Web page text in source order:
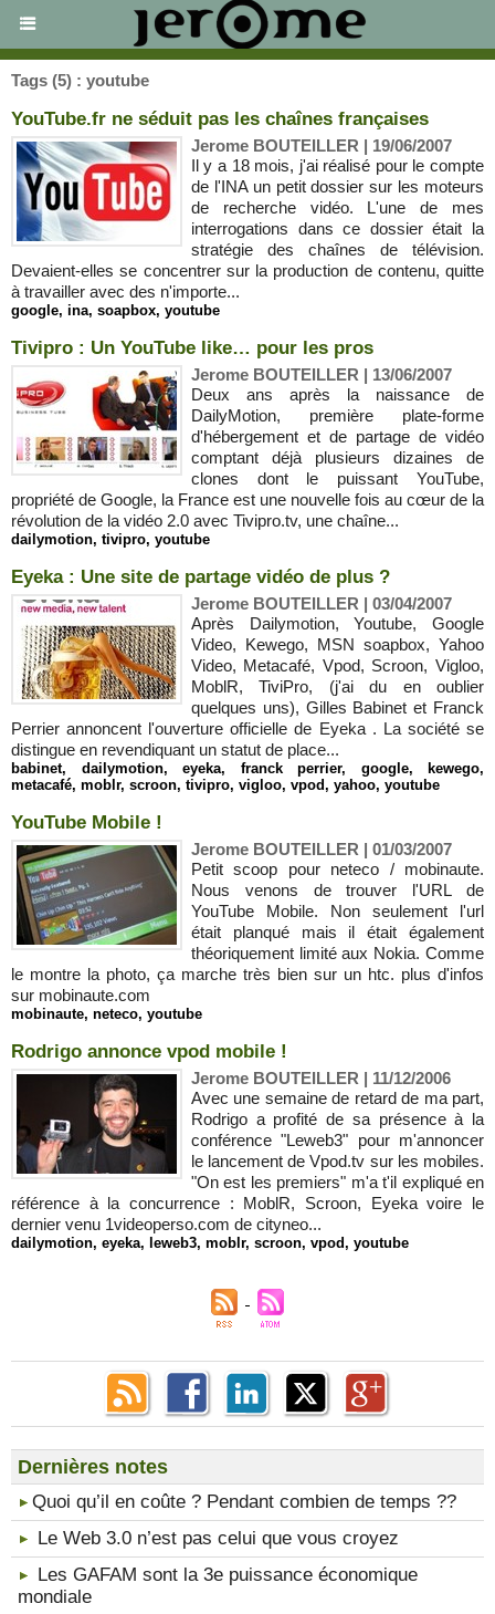
Tags (5) : youtube
YouTube.fr ne séduit pas les chaînes françaises
Jerome BOUTEILLER | 19/06/2007
Il y a 18 mois, j'ai réalisé pour le compte
de l'INA un petit dossier sur les moteurs
de recherche vidéo. L'une de mes
interrogations dans ce dossier était la
stratégie des chaînes de télévision.
Devaient-elles se concentrer sur la production de contenu, quitte
à travailler avec des n'importe...
google, ina, soapbox, youtube
Tivipro : Un YouTube like… pour les pros
Jerome BOUTEILLER | 13/06/2007
Deux ans après la naissance de
DailyMotion, première plate-forme
d'hébergement et de partage de vidéo
comptant déjà plusieurs dizaines de
clones dont le puissant YouTube,
propriété de Google, la France est une nouvelle fois au cœur de la
révolution de la vidéo 2.0 avec Tivipro.tv, une chaîne...
dailymotion, tivipro, youtube
Eyeka : Une site de partage vidéo de plus ?
Jerome BOUTEILLER | 03/04/2007
Après Dailymotion, Youtube, Google
Video, Kewego, MSN soapbox, Yahoo
Video, Metacafé, Vpod, Scroon, Vigloo,
MoblR, TiviPro, (j'ai du en oublier
quelques uns), Gilles Babinet et Franck
Perrier annoncent l'ouverture officielle de Eyeka . La société se
distingue en revendiquant un statut de place...
babinet, dailymotion, eyeka, franck perrier, google, kewego,
metacafé, moblr, scroon, tivipro, vigloo, vpod, yahoo, youtube
YouTube Mobile !
Jerome BOUTEILLER | 01/03/2007
Petit scoop pour neteco / mobinaute.
Nous venons de trouver l'URL de
YouTube Mobile. Non seulement l'url
était planqué mais il était également
théoriquement limité aux Nokia. Comme
le montre la photo, ça marche très bien sur un htc. plus d'infos
sur mobinaute.com
mobinaute, neteco, youtube
Rodrigo annonce vpod mobile !
Jerome BOUTEILLER | 11/12/2006
Avec une semaine de retard de ma part,
Rodrigo a profité de sa présence à la
conférence "Leweb3" pour m'annoncer
le lancement de Vpod.tv sur les mobiles.
"On est les premiers" m'a t'il expliqué en
référence à la concurrence : MoblR, Scroon, Eyeka voire le
dernier venu 1videoperso.com de cityneo...
dailymotion, eyeka, leweb3, moblr, scroon, vpod, youtube
Dernières notes
​Quoi qu’il en coûte ? Pendant combien de temps ??
Le Web 3.0 n’est pas celui que vous croyez
Les GAFAM sont la 3e puissance économique
mondiale